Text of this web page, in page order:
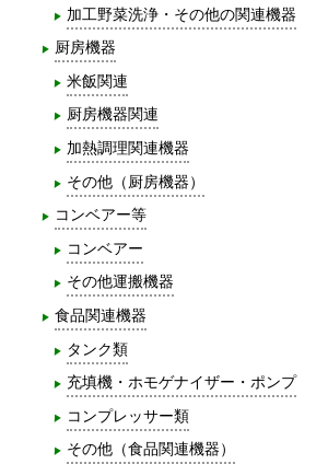
加工野菜洗浄・その他の関連機器
厨房機器
米飯関連
厨房機器関連
加熱調理関連機器
その他（厨房機器）
コンベアー等
コンベアー
その他運搬機器
食品関連機器
タンク類
充填機・ホモゲナイザー・ポンプ
コンプレッサー類
その他（食品関連機器）